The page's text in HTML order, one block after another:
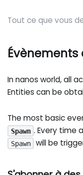
Tout ce que vous
Évènements
In nanos world, all
Entities can be
The most basic
Spawn . Every time
Spawn will be